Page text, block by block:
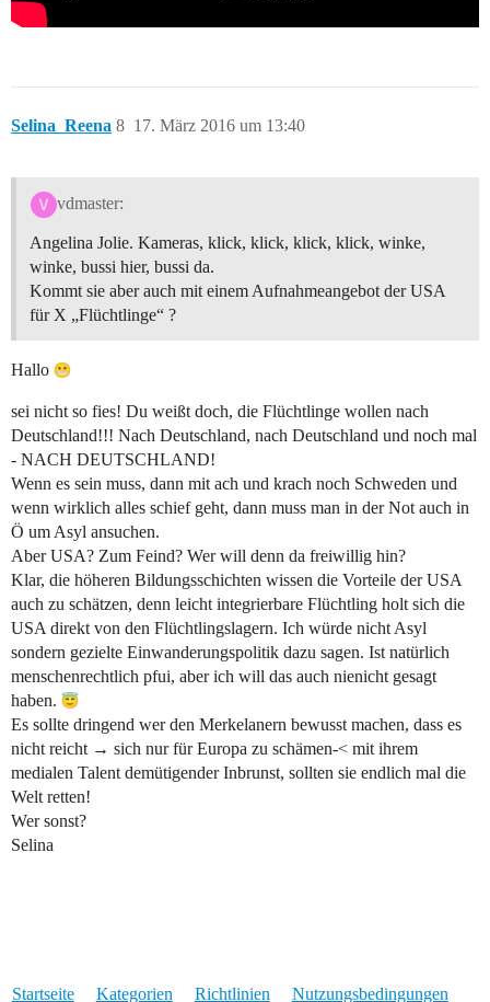
Selina_Reena 17. März 2016 um 13:40
8
vdmaster:
Angelina Jolie. Kameras, klick, klick, klick, klick, winke,
winke, bussi hier, bussi da.
Kommt sie aber auch mit einem Aufnahmeangebot der USA
für X „Flüchtlinge“ ?
Hallo
sei nicht so fies! Du weißt doch, die Flüchtlinge wollen nach
Deutschland!!! Nach Deutschland, nach Deutschland und noch mal
- NACH DEUTSCHLAND!
Wenn es sein muss, dann mit ach und krach noch Schweden und
wenn wirklich alles schief geht, dann muss man in der Not auch in
Ö um Asyl ansuchen.
Aber USA? Zum Feind? Wer will denn da freiwillig hin?
Klar, die höheren Bildungsschichten wissen die Vorteile der USA
auch zu schätzen, denn leicht integrierbare Flüchtling holt sich die
USA direkt von den Flüchtlingslagern. Ich würde nicht Asyl
sondern gezielte Einwanderungspolitik dazu sagen. Ist natürlich
menschenrechtlich pfui, aber ich will das auch nienicht gesagt
haben.
Es sollte dringend wer den Merkelanern bewusst machen, dass es
nicht reicht → sich nur für Europa zu schämen-< mit ihrem
medialen Talent demütigender Inbrunst, sollten sie endlich mal die
Welt retten!
Wer sonst?
Selina
Startseite Kategorien Richtlinien Nutzungsbedingungen